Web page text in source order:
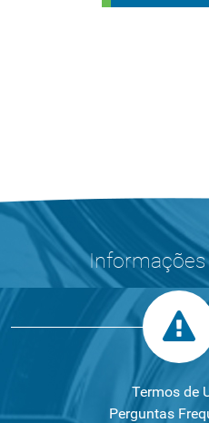
Informações
Termos de
Perguntas